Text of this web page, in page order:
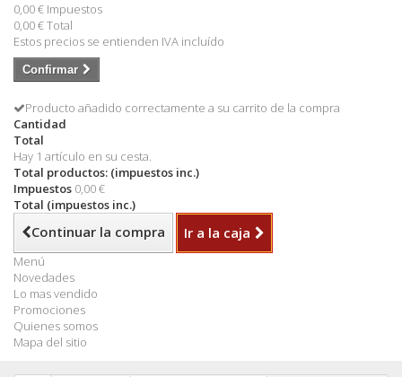
0,00 € Impuestos
0,00 €Total
Estos precios se entienden IVA incluído
Confirmar
Producto añadido correctamente a su carrito de la compra
Cantidad
Total
Hay 1 artículo en su cesta.
Total productos: (impuestos inc.)
Impuestos 0,00 €
Total (impuestos inc.)
Continuar la compra Ir a la caja
Menú
Novedades
Lo mas vendido
Promociones
Quienes somos
Mapa del sitio